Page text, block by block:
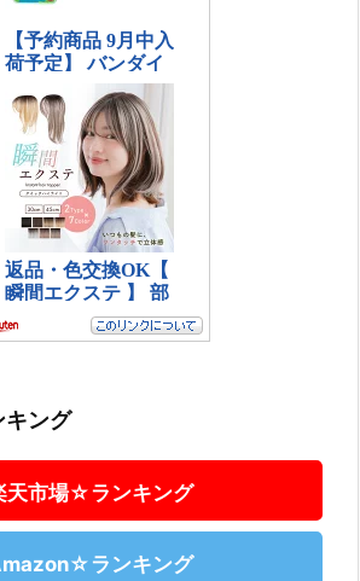
ング
天市場☆ランキング
ランキング